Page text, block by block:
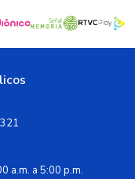
a.m. a 5:00 p.m.